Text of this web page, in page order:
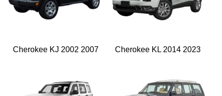
Cherokee KJ 2002 2007 Cherokee KL 2014 2023